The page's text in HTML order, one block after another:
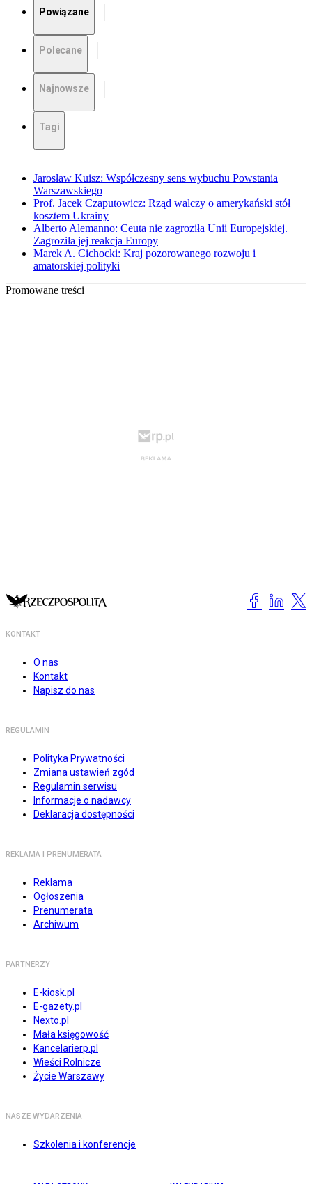
Powiązane
Polecane
Najnowsze
Tagi
Jarosław Kuisz: Współczesny sens wybuchu Powstania
Warszawskiego
Prof. Jacek Czaputowicz: Rząd walczy o amerykański stół
kosztem Ukrainy
Alberto Alemanno: Ceuta nie zagroziła Unii Europejskiej.
Zagroziła jej reakcja Europy
Marek A. Cichocki: Kraj pozorowanego rozwoju i
amatorskiej polityki
Promowane treści
KONTAKT
O nas
Kontakt
Napisz do nas
REGULAMIN
Polityka Prywatności
Zmiana ustawień zgód
Regulamin serwisu
Informacje o nadawcy
Deklaracja dostępności
REKLAMA I PRENUMERATA
Reklama
Ogłoszenia
Prenumerata
Archiwum
PARTNERZY
E-kiosk.pl
E-gazety.pl
Nexto.pl
Mała księgowość
Kancelarierp.pl
Wieści Rolnicze
Życie Warszawy
NASZE WYDARZENIA
Szkolenia i konferencje